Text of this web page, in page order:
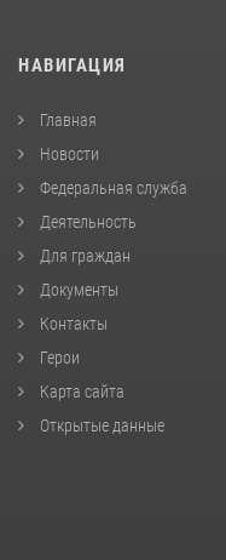
НАВИГАЦИЯ
Главная
Новости
Федеральная служба
Деятельность
Для граждан
Документы
Контакты
Герои
Карта сайта
Открытые данные